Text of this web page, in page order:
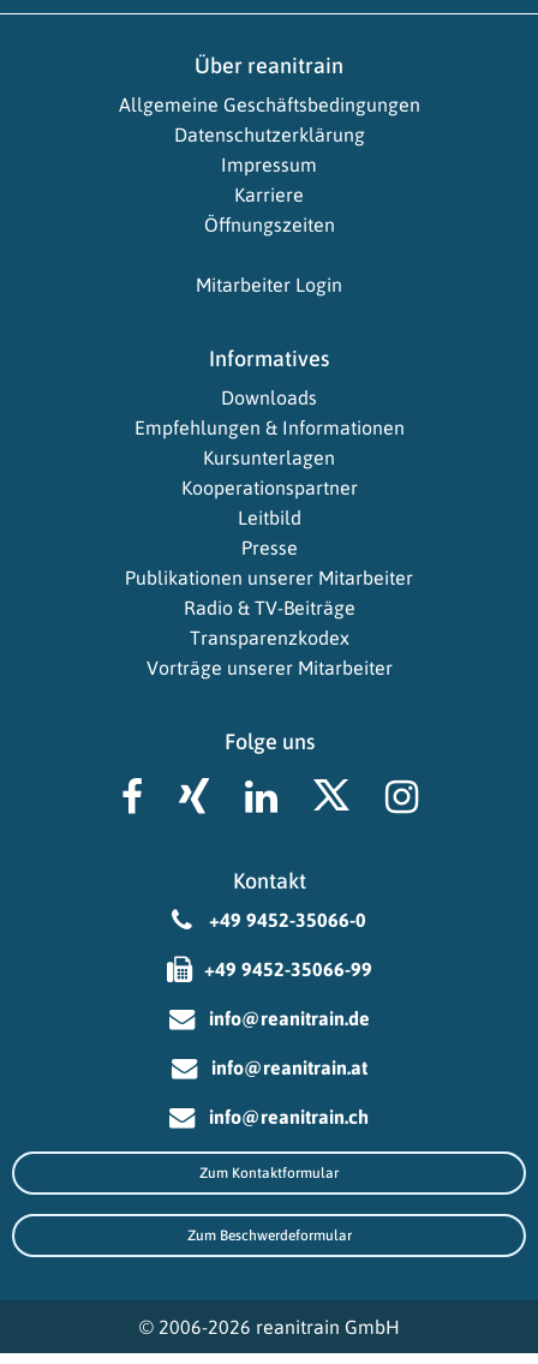
Über reanitrain
Allgemeine Geschäftsbedingungen
Datenschutzerklärung
Impressum
Karriere
Öffnungszeiten
Mitarbeiter Login
Informatives
Downloads
Empfehlungen & Informationen
Kursunterlagen
Kooperationspartner
Leitbild
Presse
Publikationen unserer Mitarbeiter
Radio & TV-Beiträge
Transparenzkodex
Vorträge unserer Mitarbeiter
Folge uns
Kontakt
+49 9452-35066-0
+49 9452-35066-99
info@reanitrain.de
info@reanitrain.at
info@reanitrain.ch
Zum Kontaktformular
Zum Beschwerdeformular
© 2006-2026 reanitrain GmbH